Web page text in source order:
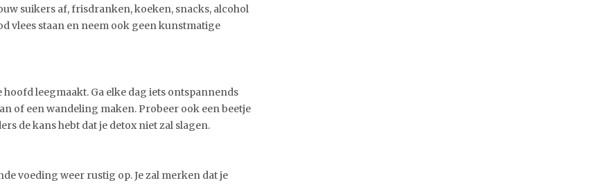
suikers af, frisdranken, koeken, snacks, alcohol
vlees staan en neem ook geen kunstmatige
leegmaakt. Ga elke dag iets ontspannends
of een wandeling maken. Probeer ook een beetje
de kans hebt dat je detox niet zal slagen.
voeding weer rustig op. Je zal merken dat je